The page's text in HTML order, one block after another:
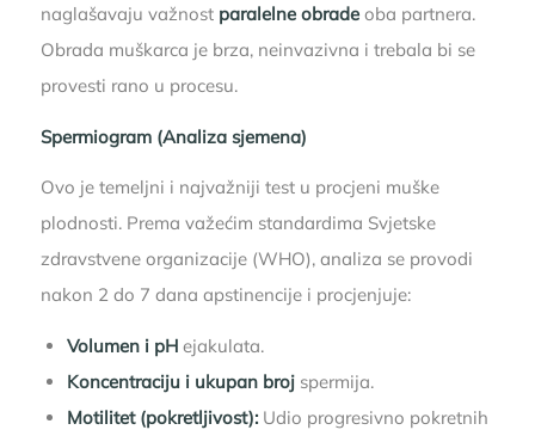
naglašavaju važnost paralelne obradeoba partnera.
Obrada muškarca je brza, neinvazivna i trebala bi se
provesti rano u procesu.
Spermiogram (Analiza sjemena)
Ovo je temeljni i najvažniji test u procjeni muške
plodnosti. Prema važećim standardima Svjetske
zdravstvene organizacije (WHO), analiza se provodi
nakon 2 do 7 dana apstinencije i procjenjuje:
Volumen i pHejakulata.
Koncentraciju i ukupan brojspermija.
Motilitet (pokretljivost):Udio progresivno pokretnih